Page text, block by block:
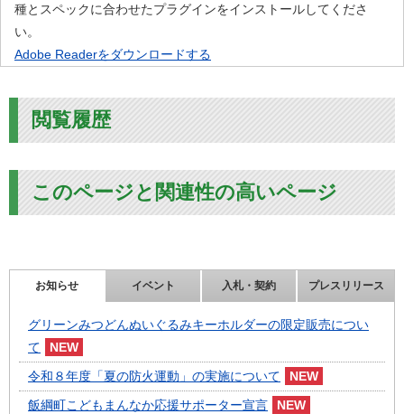
種とスペックに合わせたプラグインをインストールしてくださ
い。
Adobe Readerをダウンロードする
閲覧履歴
このページと関連性の高いページ
お知らせ イベント 入札・契約 プレスリリース
グリーンみつどんぬいぐるみキーホルダーの限定販売につい
て
令和８年度「夏の防火運動」の実施について
飯綱町こどもまんなか応援サポーター宣言